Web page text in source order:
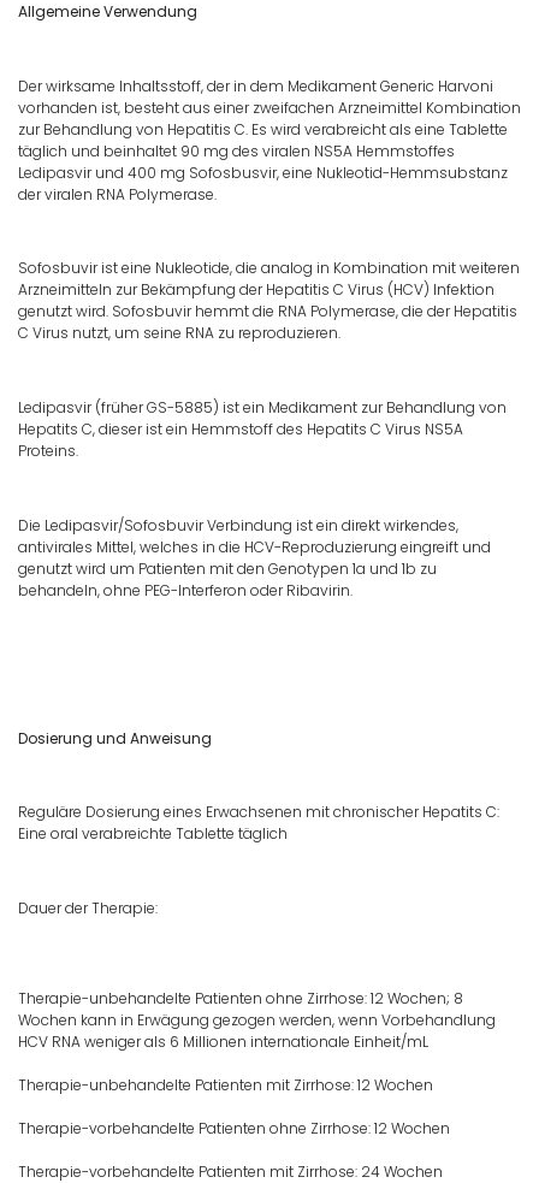
Allgemeine Verwendung
Der wirksame Inhaltsstoff, der in dem Medikament Generic Harvoni
vorhanden ist, besteht aus einer zweifachen Arzneimittel Kombination
zur Behandlung von Hepatitis C. Es wird verabreicht als eine Tablette
täglich und beinhaltet 90 mg des viralen NS5A Hemmstoffes
Ledipasvir und 400 mg Sofosbusvir, eine Nukleotid-Hemmsubstanz
der viralen RNA Polymerase.
Sofosbuvir ist eine Nukleotide, die analog in Kombination mit weiteren
Arzneimitteln zur Bekämpfung der Hepatitis C Virus (HCV) Infektion
genutzt wird. Sofosbuvir hemmt die RNA Polymerase, die der Hepatitis
C Virus nutzt, um seine RNA zu reproduzieren.
Ledipasvir (früher GS-5885) ist ein Medikament zur Behandlung von
Hepatits C, dieser ist ein Hemmstoff des Hepatits C Virus NS5A
Proteins.
Die Ledipasvir/Sofosbuvir Verbindung ist ein direkt wirkendes,
antivirales Mittel, welches in die HCV-Reproduzierung eingreift und
genutzt wird um Patienten mit den Genotypen 1a und 1b zu
behandeln, ohne PEG-Interferon oder Ribavirin.
Dosierung und Anweisung
Reguläre Dosierung eines Erwachsenen mit chronischer Hepatits C:
Eine oral verabreichte Tablette täglich
Dauer der Therapie:
Therapie-unbehandelte Patienten ohne Zirrhose: 12 Wochen; 8
Wochen kann in Erwägung gezogen werden, wenn Vorbehandlung
HCV RNA weniger als 6 Millionen internationale Einheit/mL
Therapie-unbehandelte Patienten mit Zirrhose: 12 Wochen
Therapie-vorbehandelte Patienten ohne Zirrhose: 12 Wochen
Therapie-vorbehandelte Patienten mit Zirrhose: 24 Wochen